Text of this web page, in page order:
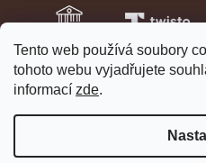
Tento web používá soubory
tohoto webu vyjadřujete
informací zde.